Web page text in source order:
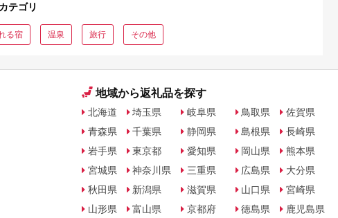
付金額:12,000
別府市 3000円 15000
円 3万円 9万円 15万
円 30万円 ホテル 旅
ケット クーポン 宿泊
観光 地獄めぐり 旅 お
すすめ 人気 体験型 節
約_B030-006
テゴリ
る宿 温泉 旅行 その他
地域から返礼品を探す
北海道
青森県
岩手県
宮城県
秋田県
山形県
埼玉県
千葉県
東京都
神奈川県
新潟県
富山県
岐阜県
静岡県
愛知県
三重県
滋賀県
京都府
鳥取県
島根県
岡山県
広島県
山口県
徳島県
佐賀県
長崎県
熊本県
大分県
宮崎県
鹿児島県